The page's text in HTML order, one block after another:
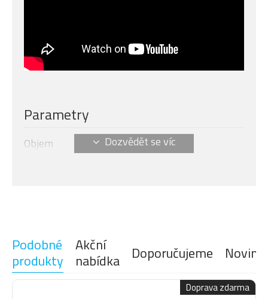
Parametry
Objem 24 l
Podobné
produkty
Akční
nabídka Doporučujeme
Doprava zdarma